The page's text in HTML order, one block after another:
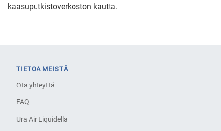
kaasuputkistoverkoston kautta.
TIETOA MEISTÄ
Ota yhteyttä
FAQ
Ura Air Liquidella